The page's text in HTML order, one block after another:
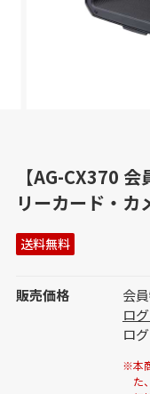
【AG-CX370
リーカード・カ
送料無料
販売価格
会
ロ
ロ
※本
た